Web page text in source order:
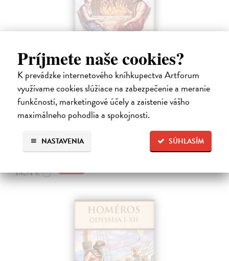
Príjmete naše cookies?
K prevádzke internetového kníhkupectva Artforum
využívame cookies slúžiace na zabezpečenie a meranie
funkčnosti, marketingové účely a zaistenie vášho
maximálneho pohodlia a spokojnosti.
SÚHLASÍM
NASTAVENIA
Odysseia XIII-XXIV
Homéros| Kniha
Slepý Melésigenés s ťažkosťami hľadal prostriedky na živobytie, no na
druhej strane si získaval čoraz viac obdivu a sympatií u ľudí, ktorí sa ho
snažili povzbudzovať a podporovať. V Kýme na maloázijskom…
Do 4 dní
17,95 €
18,51 € ?